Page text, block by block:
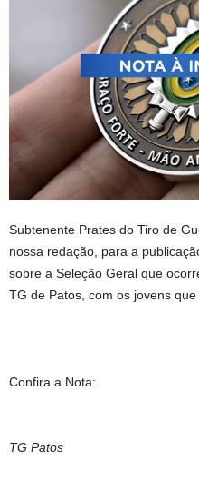
Subtenente Prates do Tiro de
nossa redação, para a
sobre a Seleção Geral que
TG de Patos, com os jovens
Confira a Nota:
TG Patos